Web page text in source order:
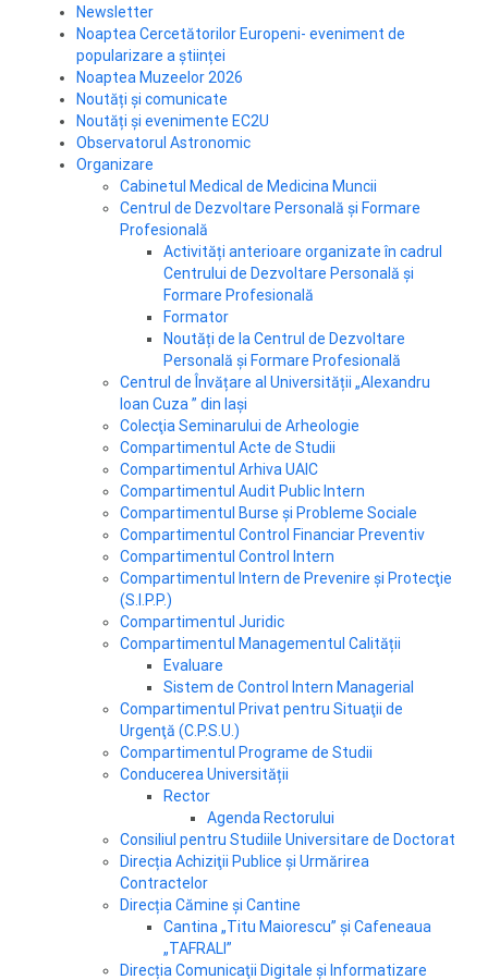
Newsletter
Noaptea Cercetătorilor Europeni- eveniment de
popularizare a științei
Noaptea Muzeelor 2026
Noutăți și comunicate
Noutăți și evenimente EC2U
Observatorul Astronomic
Organizare
Cabinetul Medical de Medicina Muncii
Centrul de Dezvoltare Personală și Formare
Profesională
Activități anterioare organizate în cadrul
Centrului de Dezvoltare Personală și
Formare Profesională
Formator
Noutăți de la Centrul de Dezvoltare
Personală și Formare Profesională
Centrul de Învățare al Universității „Alexandru
Ioan Cuza ” din Iași
Colecţia Seminarului de Arheologie
Compartimentul Acte de Studii
Compartimentul Arhiva UAIC
Compartimentul Audit Public Intern
Compartimentul Burse și Probleme Sociale
Compartimentul Control Financiar Preventiv
Compartimentul Control Intern
Compartimentul Intern de Prevenire şi Protecţie
(S.I.P.P.)
Compartimentul Juridic
Compartimentul Managementul Calității
Evaluare
Sistem de Control Intern Managerial
Compartimentul Privat pentru Situaţii de
Urgenţă (C.P.S.U.)
Compartimentul Programe de Studii
Conducerea Universității
Rector
Agenda Rectorului
Consiliul pentru Studiile Universitare de Doctorat
Direcția Achiziţii Publice și Urmărirea
Contractelor
Direcția Cămine și Cantine
Cantina „Titu Maiorescu” și Cafeneaua
„TAFRALI”
Direcția Comunicaţii Digitale și Informatizare